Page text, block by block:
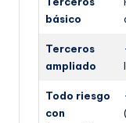
básico
Terceros
ampliado
Todo riesgo
con